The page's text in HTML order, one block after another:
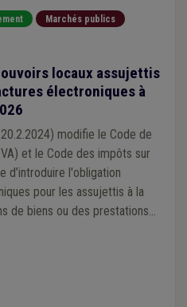
Marchés publics
locaux assujettis
électroniques à
modifie le Code de
et le Code des impôts sur
d’introduire l'obligation
pour les assujettis à la
de biens ou des prestations
clients eux-mêmes assujettis